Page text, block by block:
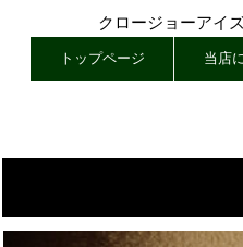
クロージョーアイ
トップページ 当店